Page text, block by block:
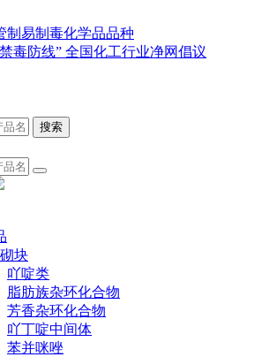
制易制毒化学品品种
毒防线” 全国化工行业净网倡议
搜索
块
吖啶类
脂肪族杂环化合物
芳香杂环化合物
吖丁啶中间体
苯并咪唑